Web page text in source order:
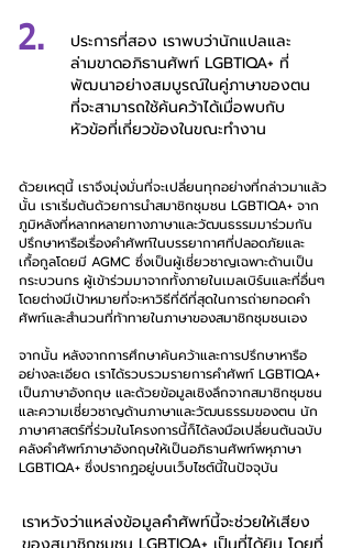
2.
ประการ​ที่​สอง​ เรา​พบ​ว่า​นักแปล​และ​
ล่าม​ขาด​อภิธานศัพท์​ LGBTIQA+​ ที่​
พัฒนา​อย่าง​สมบูรณ์​ใน​คู่​ภาษา​ของ​ตน​
ที่​จะ​สามารถ​ใช้​ค้นคว้า​ได้​เมื่อ​พบ​กับ​
หัวข้อ​ที่​เกี่ยวข้อง​ใน​ขณะ​ทำงาน
ด้วยเหตุนี้​ เรา​จึง​มุ่งมั่น​ที่​จะ​เปลี่ยน​ทุก​อย่าง​ที่​กล่าว​มา​แล้ว​
นั้น​ เรา​เริ่มต้น​ด้วย​การ​นำ​สมาชิก​ชุมชน​ LGBTIQA+​ จาก​
ภูมิหลัง​ที่​หลากหลาย​ทาง​ภาษา​และ​วัฒน​ธรรม​มา​ร่วม​กัน​
ปรึกษา​หารือ​เรื่อง​คำศัพท์​ใน​บรรยากาศ​ที่​ปลอดภัย​และ​
เกื้อกูล​โดย​มี AGMC ซึ่งเป็น​ผู้เชี่ยวชาญ​เฉพาะ​ด้าน​เป็น​
กระบวน​กร​ ผู้​เข้า​ร่วม​มา​จาก​ทั้ง​ภายใน​เมลเบิร์น​และ​ที่​อื่นๆ​
โดย​ต่าง​มี​เป้าหมาย​ที่​จะ​หา​วิธี​ที่​ดี​ที่สุด​ใน​การ​ถ่ายทอด​คำ
ศัพท์​และ​สำนวน​ที่​ท้าทาย​ใน​ภาษา​ของ​สมาชิก​ชุมชน​เอง
​จากนั้น​ หลังจาก​การศึกษา​ค้นคว้า​และ​การ​ปรึกษา​หารือ​
อย่าง​ละเอียด​ เรา​ได้​รวบรวม​รายการ​คำศัพท์​ LGBTIQA+​
เป็น​ภาษา​อังกฤษ​ และ​ด้วย​ข้อมูล​เชิง​ลึก​จาก​สมาชิก​ชุมชน​
และ​ความ​เชี่ยวชาญ​ด้าน​ภาษา​และ​วัฒนธรรม​ของ​ตน​ นัก
ภาษาศาสตร์​ที่​ร่วม​ใน​โครงการ​นี้​ก็ได้​ลงมือ​เปลี่ยน​ต้นฉบับ​
คลัง​คำศัพท์​ภาษา​อังกฤษ​ให้​เป็น​อภิธานศัพท์​พหุ​ภาษา​
LGBTIQA+​ ซึ่ง​ปรากฏ​อยู่​บน​เว็บไซต์​นี้​ใน​ปัจจุบัน
เรา​หวัง​ว่า​แหล่งข้อมูล​คำศัพท์​นี้​จะ​ช่วย​ให้​เสียง​